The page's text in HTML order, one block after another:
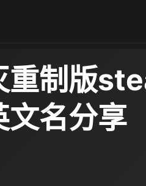
重制版
名分享